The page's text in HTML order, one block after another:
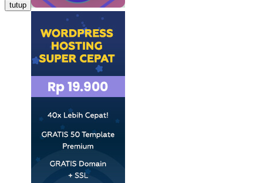
tutup